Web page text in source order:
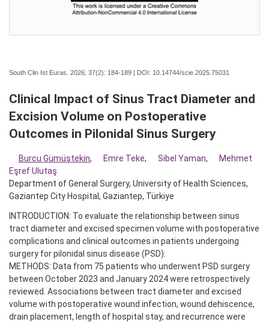
South Clin Ist Euras. 2026; 37(2): 184-189 | DOI: 10.14744/scie.2025.75031
Clinical Impact of Sinus Tract Diameter and
Excision Volume on Postoperative
Outcomes in Pilonidal Sinus Surgery
Burcu Gümüştekin, Emre Teke, Sibel Yaman,
Mehmet
Eşref Ulutaş
Department of General Surgery, University of Health Sciences,
Gaziantep City Hospital, Gaziantep, Türkiye
INTRODUCTION: To evaluate the relationship between sinus
tract diameter and excised specimen volume with postoperative
complications and clinical outcomes in patients undergoing
surgery for pilonidal sinus disease (PSD).
METHODS: Data from 75 patients who underwent PSD surgery
between October 2023 and January 2024 were retrospectively
reviewed. Associations between tract diameter and excised
volume with postoperative wound infection, wound dehiscence,
drain placement, length of hospital stay, and recurrence were